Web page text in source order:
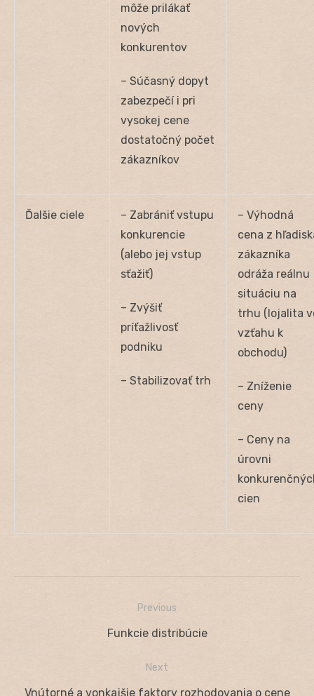
môže prilákať
nových
konkurentov
– Súčasný dopyt
zabezpečí i pri
vysokej cene
dostatočný počet
zákazníkov
Ďalšie ciele
– Zabrániť vstupu
konkurencie
(alebo jej vstup
sťažiť)
– Zvýšiť
príťažlivosť
podniku
– Stabilizovať trh
– Výhodná
cena z
zákazníka
odráža reálnu
situáciu na
trhu (lojalita
vzťahu k
obchodu)
– Zníženie
ceny
– Ceny na
úrovni
cien
Navigácia
Previous
Previous
Funkcie distribúcie
Next
Next
Vnútorné a vonkajšie faktory rozhodovania o cene